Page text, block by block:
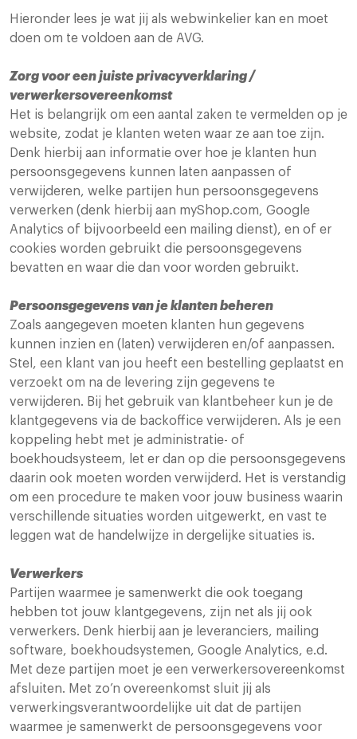
Hieronder lees je wat jij als webwinkelier kan en moet
doen om te voldoen aan de AVG.
Zorg voor een juiste privacyverklaring /
verwerkersovereenkomst
Het is belangrijk om een aantal zaken te vermelden op je
website, zodat je klanten weten waar ze aan toe zijn.
Denk hierbij aan informatie over hoe je klanten hun
persoonsgegevens kunnen laten aanpassen of
verwijderen, welke partijen hun persoonsgegevens
verwerken (denk hierbij aan myShop.com, Google
Analytics of bijvoorbeeld een mailing dienst), en of er
cookies worden gebruikt die persoonsgegevens
bevatten en waar die dan voor worden gebruikt.
Persoonsgegevens van je klanten beheren
Zoals aangegeven moeten klanten hun gegevens
kunnen inzien en (laten) verwijderen en/of aanpassen.
Stel, een klant van jou heeft een bestelling geplaatst en
verzoekt om na de levering zijn gegevens te
verwijderen. Bij het gebruik van klantbeheer kun je de
klantgegevens via de backoffice verwijderen. Als je een
koppeling hebt met je administratie- of
boekhoudsysteem, let er dan op die persoonsgegevens
daarin ook moeten worden verwijderd. Het is verstandig
om een procedure te maken voor jouw business waarin
verschillende situaties worden uitgewerkt, en vast te
leggen wat de handelwijze in dergelijke situaties is.
Verwerkers
Partijen waarmee je samenwerkt die ook toegang
hebben tot jouw klantgegevens, zijn net als jij ook
verwerkers. Denk hierbij aan je leveranciers, mailing
software, boekhoudsystemen, Google Analytics, e.d.
Met deze partijen moet je een verwerkersovereenkomst
afsluiten. Met zo’n overeenkomst sluit jij als
verwerkingsverantwoordelijke uit dat de partijen
waarmee je samenwerkt de persoonsgegevens voor